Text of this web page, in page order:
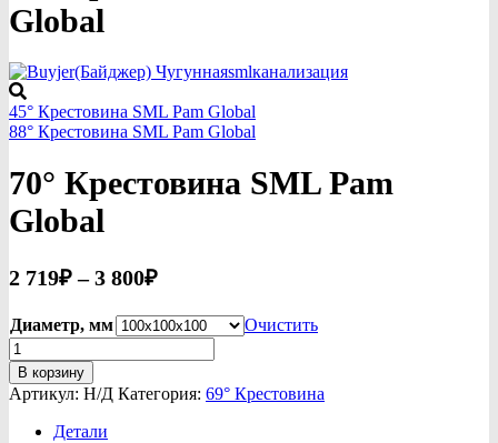
Global
45° Крестовина SML Pam Global
88° Крестовина SML Pam Global
70° Крестовина SML Pam
Global
2 719₽ – 3 800₽Диапазон
2
3
Диаметр, мм
Очистить
Количество
товара
70°
Крестовина
SML
В корзину
Артикул: Н/Д Категория: 69° Крестовина
Детали